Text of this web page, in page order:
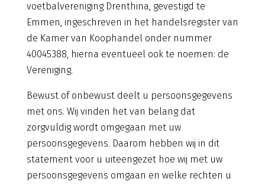
voetbalvereniging Drenthina, gevestigd te
Emmen, ingeschreven in het handelsregister van
de Kamer van Koophandel onder nummer
40045388, hierna eventueel ook te noemen: de
Vereniging.
Bewust of onbewust deelt u persoonsgegevens
met ons. Wij vinden het van belang dat
zorgvuldig wordt omgegaan met uw
persoonsgegevens. Daarom hebben wij in dit
statement voor u uiteengezet hoe wij met uw
persoonsgegevens omgaan en welke rechten u